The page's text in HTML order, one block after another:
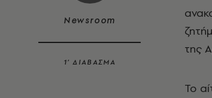
Newsroom
1’ ΔΙΑΒΑΣΜΑ
της
Το